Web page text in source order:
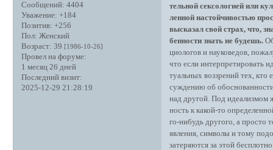
Сообщений: 4404
Уважение: +184
Позитив: +256
Пол: Женский
Возраст: 39 [1986-10-26]
Провел на форуме:
1 месяц 26 дней
Последний визит:
2025-12-29 21:28:19
тельной сексологией или
ленной настойчивостью
высказал свой страх, что,
бенности знать не будешь.
циологов и науковедов,
что если интерпретировать
туальных воззрений тех, кто
суждению об
над другой. Под идеализмом
ность к какой-то
го-нибудь другого, а просто
явления, символы и тому
затеряются за этой